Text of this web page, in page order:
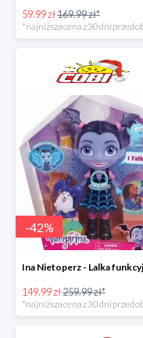
59.99 zł169.99 zł*
-42%
149.99 zł259.99 zł*